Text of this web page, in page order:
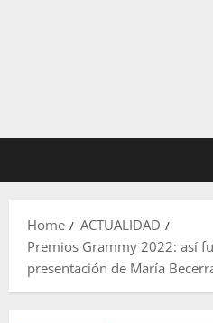
Home
ACTUALIDAD
Premios Grammy 2022: así
presentación de María